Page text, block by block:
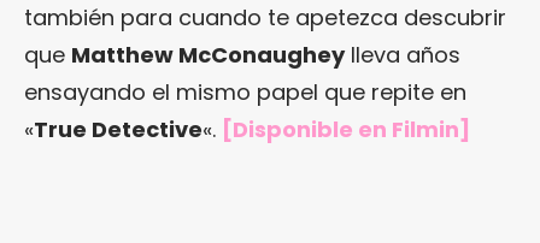
también para cuando te apetezca descubrir
que Matthew McConaugheylleva años
ensayando el mismo papel que repite en
«True Detective«. [Disponible en Filmin]